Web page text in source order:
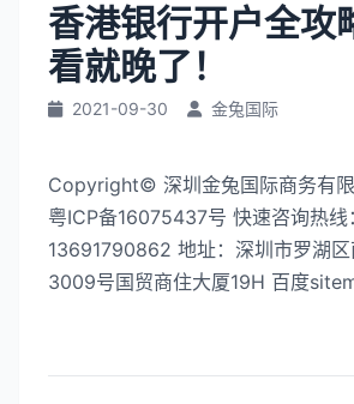
香港银行开户全攻
看就晚了！
2021-09-30 金兔国际
Copyright© 深圳金兔国际商务有限
粤ICP备16075437号 快速咨询热线：
13691790862 地址：深圳市罗湖
3009号国贸商住大厦19H 百度